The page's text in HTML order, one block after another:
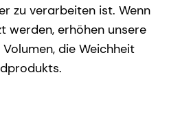
zu verarbeiten ist. Wenn
werden, erhöhen unsere
die Weichheit